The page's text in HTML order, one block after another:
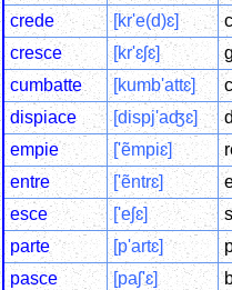
crede
[kr'e(d)ɛ]
cresce
[kr'ɛʃɛ]
cumbatte
[kumb'attɛ]
dispiace
[dispj'aʤɛ]
empie
['ẽmpiɛ]
entre
['ẽntrɛ]
esce
['eʃɛ]
parte
[p'artɛ]
pasce
[paʃ'ɛ]